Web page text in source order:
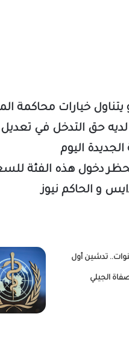
خيارات محاكمة
حق التدخل في تعديل
اليوم
دخول هذه الفئة
و الحاكم نيوز
تدشين أول
الجيلي